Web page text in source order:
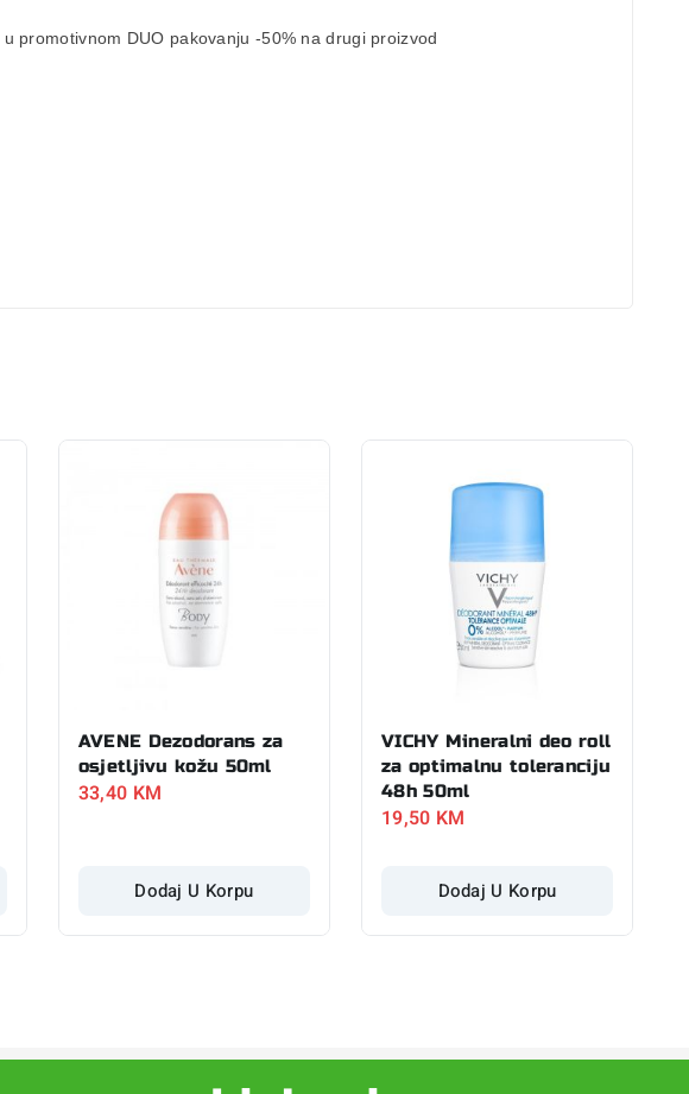
promotivnom DUO pakovanju -50% na drugi proizvod
AVENE Dezodorans za
osjetljivu kožu 50ml
33,40 KM
Dodaj U Korpu
VICHY Mineralni deo roll
za optimalnu toleranciju
48h 50ml
19,50 KM
Dodaj U Korpu